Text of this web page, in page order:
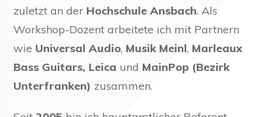
zuletzt an der Hochschule Ansbach. Als
Workshop-Dozent arbeitete ich mit Partnern
wie Universal Audio, Musik Meinl, Marleaux
Bass Guitars, Leica und MainPop (Bezirk
Unterfranken) zusammen.